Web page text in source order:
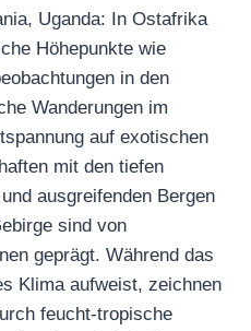
Uganda: In Ostafrika
Höhepunkte wie
in den
Wanderungen im
auf exotischen
mit den tiefen
ausgreifenden Bergen
sind von
geprägt. Während das
Klima aufweist, zeichnen
feucht-tropische